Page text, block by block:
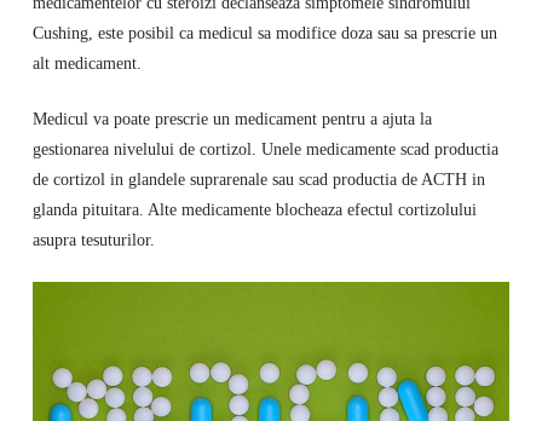
Cushing, este posibil ca medicul sa modifice doza sau sa prescrie un
alt medicament.
Medicul va poate prescrie un medicament pentru a ajuta la
gestionarea nivelului de cortizol. Unele medicamente scad productia
de cortizol in glandele suprarenale sau scad productia de ACTH in
glanda pituitara. Alte medicamente blocheaza efectul cortizolului
asupra tesuturilor.